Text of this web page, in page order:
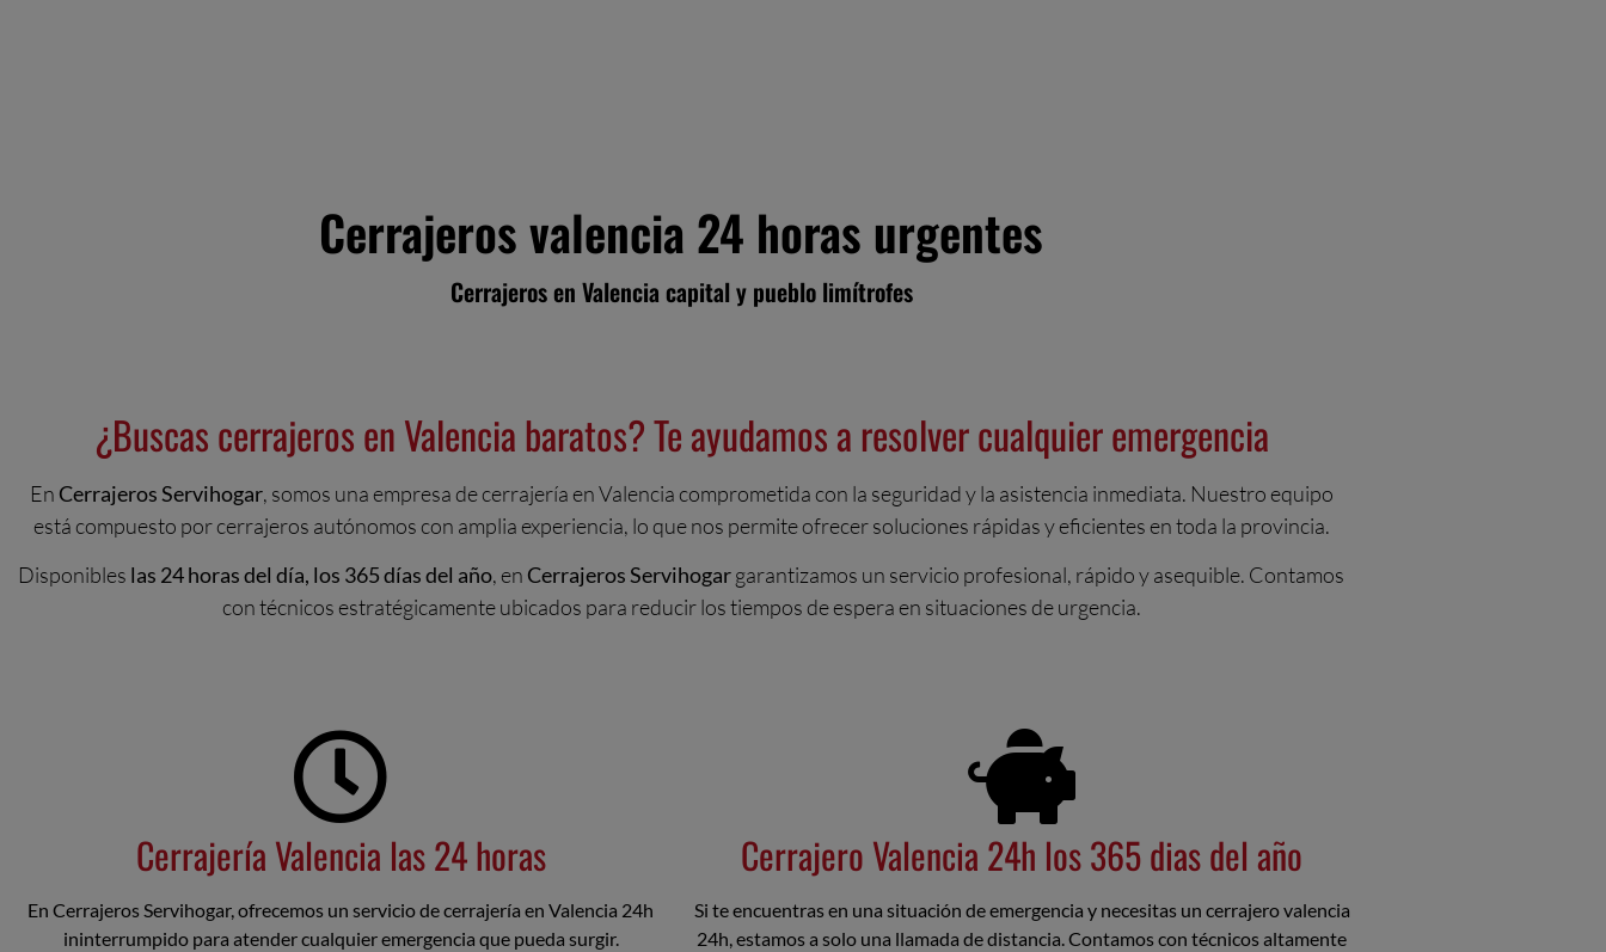
Cerrajeros valencia 24 horas urgentes
Cerrajeros en Valencia capital y pueblo limítrofes
¿Buscas cerrajeros en Valencia baratos? Te ayudamos a resolver cualquier emergencia
En Cerrajeros Servihogar, somos una empresa de cerrajería en Valencia comprometida con la seguridad y la asistencia inmediata. Nuestro equipo
está compuesto por cerrajeros autónomos con amplia experiencia, lo que nos permite ofrecer soluciones rápidas y eficientes en toda la provincia.
Disponibles las 24 horas del día, los 365 días del año, en Cerrajeros Servihogargarantizamos un servicio profesional, rápido y asequible. Contamos
con técnicos estratégicamente ubicados para reducir los tiempos de espera en situaciones de urgencia.
Cerrajería Valencia las 24 horas
En Cerrajeros Servihogar, ofrecemos un servicio de cerrajería en Valencia 24h
ininterrumpido para atender cualquier emergencia que pueda surgir.
Cerrajero Valencia 24h los 365 dias del año
Si te encuentras en una situación de emergencia y necesitas un cerrajero valencia
24h, estamos a solo una llamada de distancia. Contamos con técnicos altamente